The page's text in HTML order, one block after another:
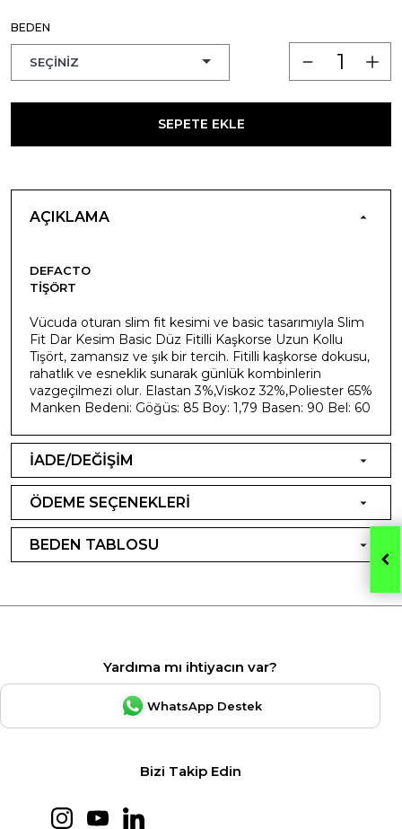
BEDEN
SEPETE EKLE
AÇIKLAMA
DEFACTO
TIŞÖRT
Vücuda oturan slim fit kesimi ve basic tasarımıyla Slim
Fit Dar Kesim Basic Düz Fitilli Kaşkorse Uzun Kollu
Tişört, zamansız ve şık bir tercih. Fitilli kaşkorse dokusu,
rahatlık ve esneklik sunarak günlük kombinlerin
vazgeçilmezi olur. Elastan 3%,Viskoz 32%,Poliester 65%
Manken Bedeni: Göğüs: 85 Boy: 1,79 Basen: 90 Bel: 60
İADE/DEĞİŞİM
ÖDEME SEÇENEKLERİ
BEDEN TABLOSU
Yardıma mı ihtiyacın var?
WhatsApp Destek
Bizi Takip Edin